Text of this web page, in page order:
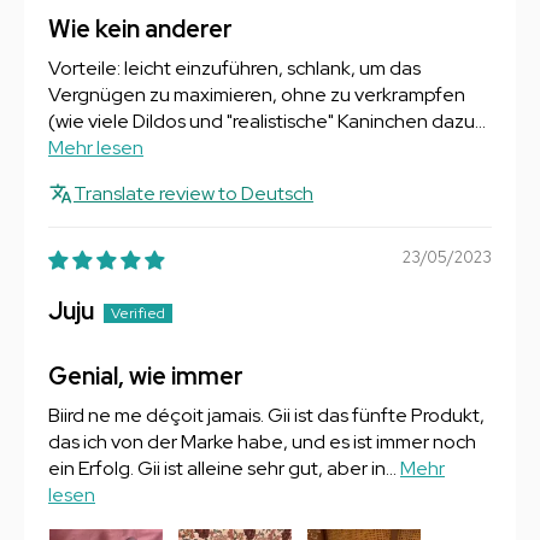
Wie kein anderer
Vorteile: leicht einzuführen, schlank, um das
Vergnügen zu maximieren, ohne zu verkrampfen
(wie viele Dildos und "realistische" Kaninchen dazu...
Mehr lesen
Translate review to Deutsch
23/05/2023
Juju
Genial, wie immer
Biird ne me déçoit jamais. Gii ist das fünfte Produkt,
das ich von der Marke habe, und es ist immer noch
ein Erfolg. Gii ist alleine sehr gut, aber in...Mehr
lesen